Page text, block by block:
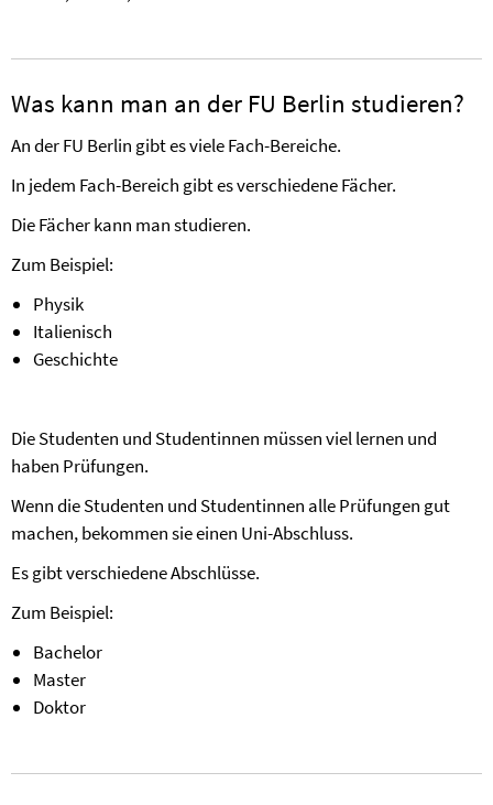
Was kann man an der FU Berlin studieren?
An der FU Berlin gibt es viele Fach-Bereiche.
In jedem Fach-Bereich gibt es verschiedene Fächer.
Die Fächer kann man studieren.
Zum Beispiel:
Physik
Italienisch
Geschichte
Die Studenten und Studentinnen müssen viel lernen und
haben Prüfungen.
Wenn die Studenten und Studentinnen alle Prüfungen gut
machen, bekommen sie einen Uni-Abschluss.
Es gibt verschiedene Abschlüsse.
Zum Beispiel:
Bachelor
Master
Doktor